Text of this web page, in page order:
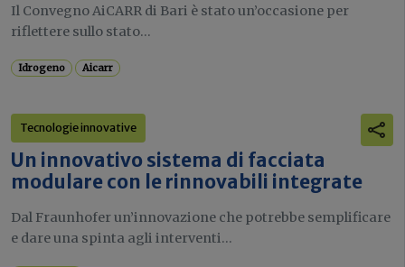
Il Convegno AiCARR di Bari è stato un’occasione per
riflettere sullo stato...
Idrogeno Aicarr
Tecnologie innovative
Un innovativo sistema di facciata
modulare con le rinnovabili integrate
Dal Fraunhofer un’innovazione che potrebbe semplificare
e dare una spinta agli interventi...